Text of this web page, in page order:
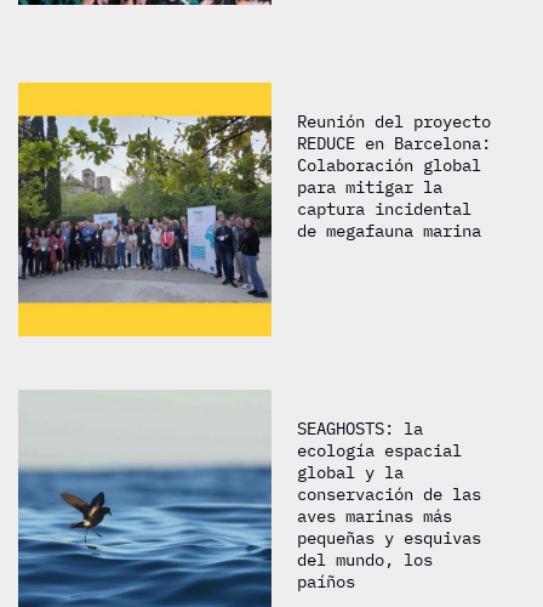
Reunión del proyecto
REDUCE en Barcelona:
Colaboración global
para mitigar la
captura incidental
de megafauna marina
SEAGHOSTS: la
ecología espacial
global y la
conservación de las
aves marinas más
pequeñas y esquivas
del mundo, los
paíños